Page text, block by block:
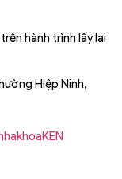
hành trình lấy lại
Hiệp Ninh,